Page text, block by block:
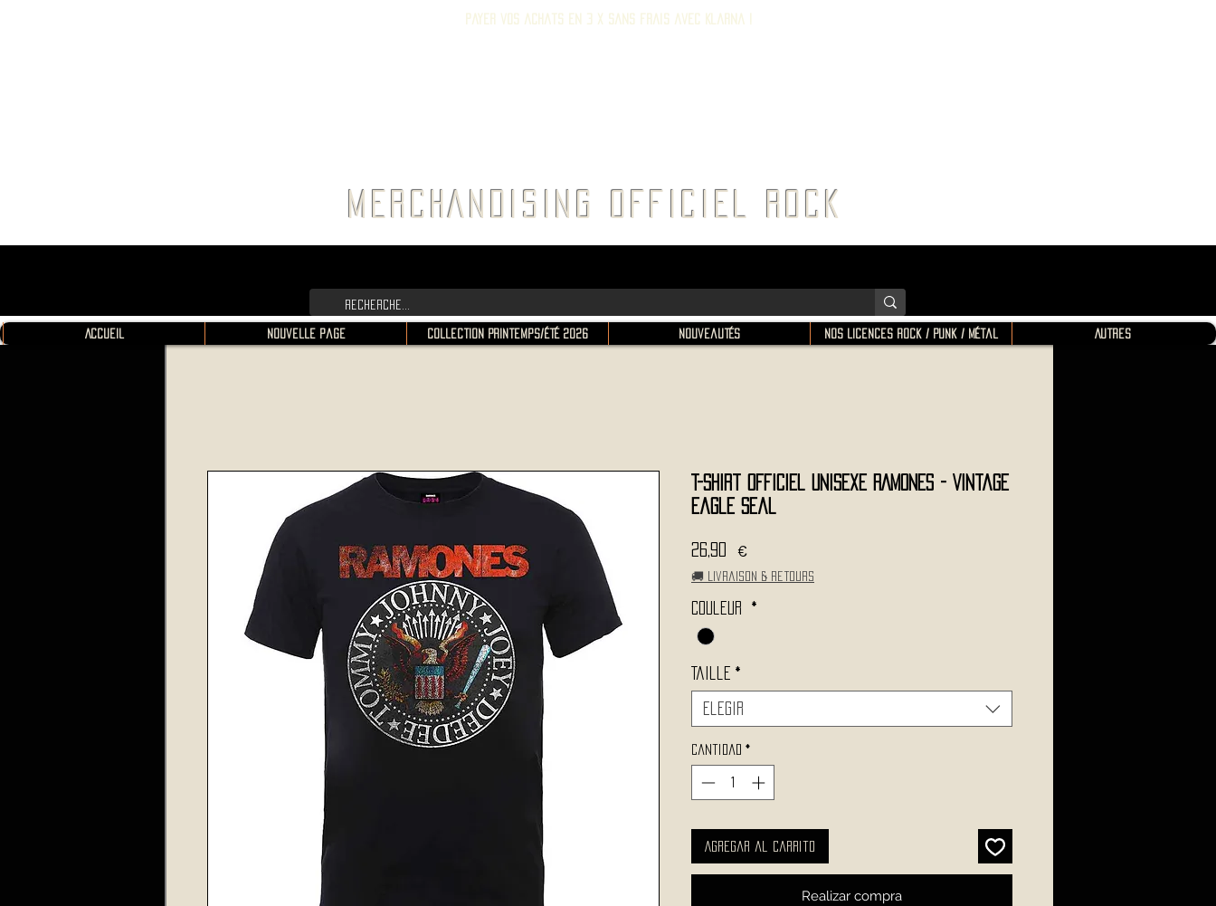
Payer vos achats en 3 x sans frais avec Klarna !
MERCHANDISING OFFICIEL ROCK
Accueil Nouvelle page Collection Printemps/Été 2026 Nouveautés Nos Licences Rock / Punk / Métal Autres
T-Shirt Officiel Unisexe RAMONES - Vintage
Eagle Seal
26,90 €
🚚 Livraison & retours
Couleur *
Taille *
Elegir
Cantidad *
Agregar al carrito
Realizar compra